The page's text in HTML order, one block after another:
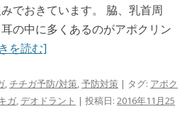
でおきています。 脇、乳首周
の中に多くあるのがアポクリン
を読む]
,チチガ予防/対策,予防対策 | タグ: アポク
ガ, デオドラント | 投稿日: 2016年11月25